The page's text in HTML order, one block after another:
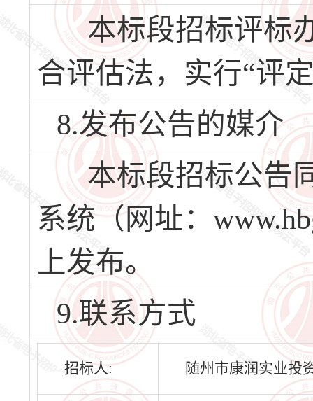
本标段招标评标
合评估法，实行“评
8.发布公告的媒介
本标段招标公告
系统（网址：
上发布。
9.联系方式
招标人: 随州市康润实业投